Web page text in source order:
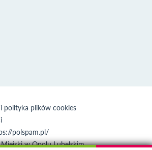
polityka plików cookies
polspam.pl/
w Opolu Lubelskim